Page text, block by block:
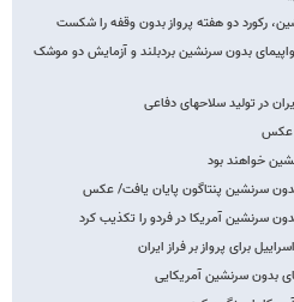
رکورد دو هفته پرواز بدون وقفه را شکست
بدون سرنشین بردبلند و آزمایش دو موشک
در تولید سلاحهای دفاعی
خواهند بود
سرنشین پنتاگون پایان یافت/ عکس
سرنشین آمریکا در فردو را تکذیب کرد
برای پرواز بر فراز ایران
بدون سرنشین آمریکایی